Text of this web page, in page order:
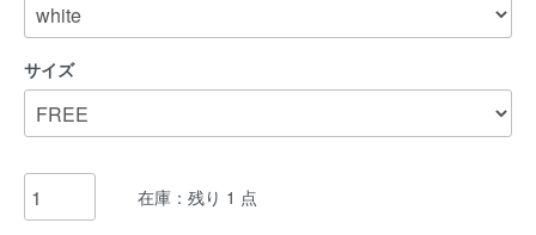
サイズ
在庫：残り 1 点